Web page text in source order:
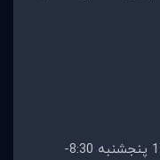
شنبه تا چهارشنبه 8:30-17 پنجشنبه 8:30-